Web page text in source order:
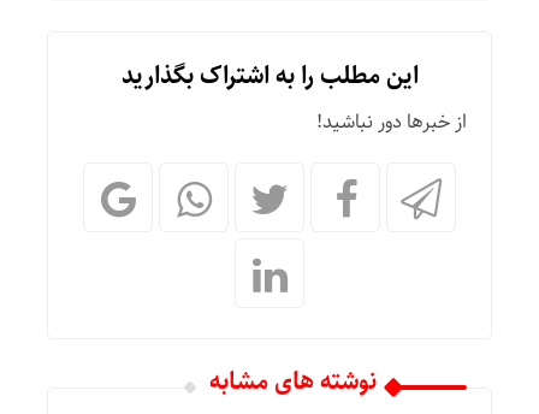
این مطلب را به اشتراک بگذارید
از خبرها دور نباشید!
نوشته های مشابه